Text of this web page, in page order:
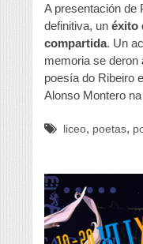
A presentación de
definitiva, un éxito
compartida. Un
memoria se deron
poesía do Ribeiro
Alonso Montero
liceo, poetas,